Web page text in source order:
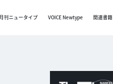
刊ニュータイプ VOICE Newtype 関連書籍